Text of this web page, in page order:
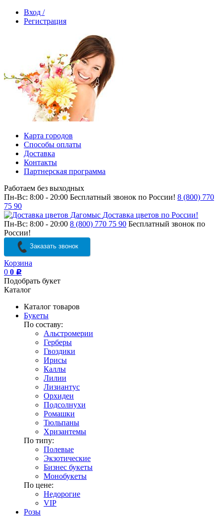
Вход /
Регистрация
Карта городов
Способы оплаты
Доставка
Контакты
Партнерская программа
Работаем без выходных
Пн-Вс: 8:00 - 20:00 Бесплатный звонок по России! 8 (800) 770
75 90
Доставка цветов по России!
Пн-Вс: 8:00 - 20:00 8 (800) 770 75 90 Бесплатный звонок по
России!
Заказать звонок
Корзина
0 0 Р
Подобрать букет
Каталог
Каталог товаров
Букеты
По составу:
Альстромерии
Герберы
Гвоздики
Ирисы
Каллы
Лилии
Лизиантус
Орхидеи
Подсолнухи
Ромашки
Тюльпаны
Хризантемы
По типу:
Полевые
Экзотические
Бизнес букеты
Монобукеты
По цене:
Недорогие
VIP
Розы